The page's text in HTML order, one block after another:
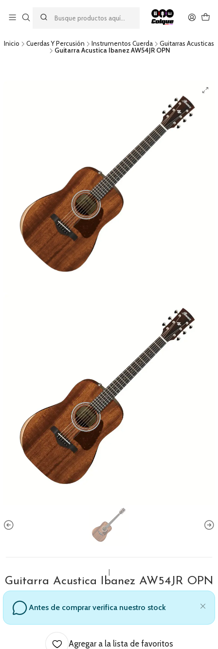
descuento por pago con transferencia bancaria
por una compra mínima de $49.990. Este descuento no es
acumulable a otras promociones ni aplicable a gastos de envío.
Inicio Cuerdas Y Percusión Instrumentos Cuerda
Guitarras Acusticas
Guitarra Acustica Ibanez AW54JR OPN
Guitarra Acustica Ibanez AW54JR OPN
Antes de comprar verifica nuestro stock
Agregar a la lista de favoritos